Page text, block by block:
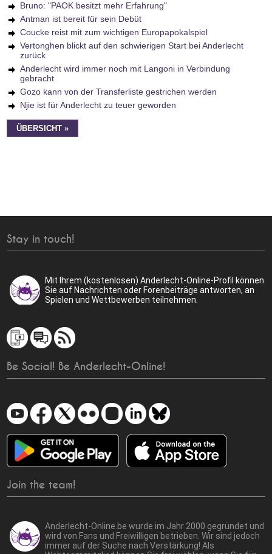
Bruno: "PAOK besitzt mehr Erfahrung"
Antman ist bereit für sein Debüt
Coucke reist mit zum wichtigen Europapokalspiel
Vertonghen blickt auf den schwierigen Start bei Anderlecht
zurück
Anderlecht wird immer noch mit Langoni in Verbindung
gebracht
Gozo kann von der Transferliste gestrichen werden
Njie ist für Anderlecht zu teuer geworden
ÜBERSICHT »
Stay in touch!
Mit Ihrem (kostenlosen) Anderlecht-Online-Profil können
Sie auf Nachrichten oder Forenbeiträge antworten, an
Spielen und Wettbewerben teilnehmen.
Be Social! Be Anderlecht-Online!
Join the team!
Anderlecht-Online.be wurde im Jahr 2000 gegründet und
wird von Fans und Freiwilligen betrieben. Wir sind jedoch
immer auf der Suche nach Verstärkung! Als